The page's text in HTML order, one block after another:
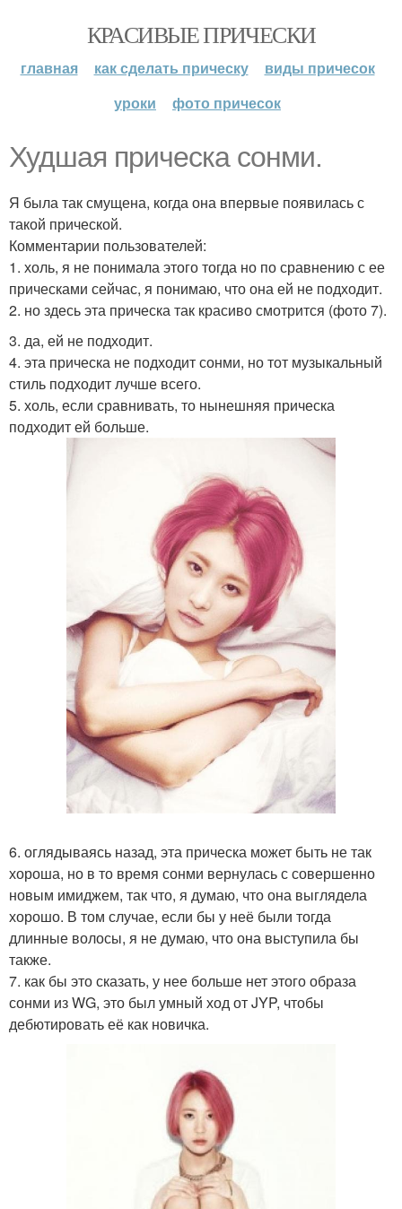
КРАСИВЫЕ ПРИЧЕСКИ
главная как сделать прическу
виды причесок
уроки
фото причесок
Худшая прическа сонми.
Я была так смущена, когда она впервые появилась с
такой прической.
Комментарии пользователей:
1. холь, я не понимала этого тогда но по сравнению с ее
прическами сейчас, я понимаю, что она ей не подходит.
2. но здесь эта прическа так красиво смотрится (фото 7).
3. да, ей не подходит.
4. эта прическа не подходит сонми, но тот музыкальный
стиль подходит лучше всего.
5. холь, если сравнивать, то нынешняя прическа
подходит ей больше.
6. оглядываясь назад, эта прическа может быть не так
хороша, но в то время сонми вернулась с совершенно
новым имиджем, так что, я думаю, что она выглядела
хорошо. В том случае, если бы у неё были тогда
длинные волосы, я не думаю, что она выступила бы
также.
7. как бы это сказать, у нее больше нет этого образа
сонми из WG, это был умный ход от JYP, чтобы
дебютировать её как новичка.